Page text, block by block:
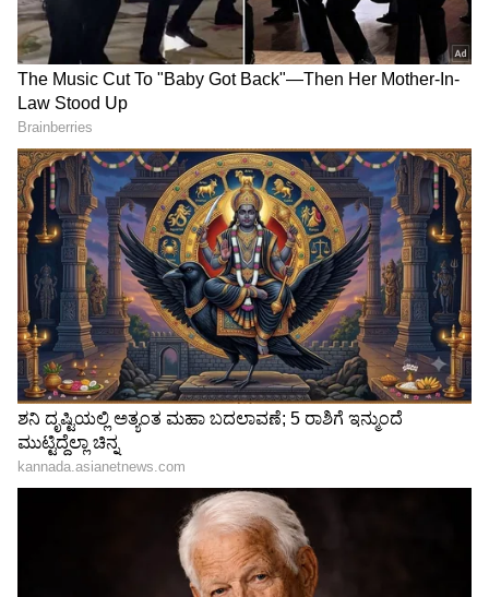
Related Articles
ತಮಿಳುನಾಡು ಟಿವಿಕೆ ಸರ್ಕಾರಕ್ಕೆ ಕಂಟಕ, ವಿಜಯ್
ಆಡಳಿತ 6 ತಿಂಗಳಲ್ಲಿ ಕೊನೆ: ಭವಿಷ್ಯ ನುಡಿದ
ರಾಧಾಕೃಷ್ಣನ್!
ಸ್ನೇಹಿತ-ಸಿಎಂ ವಿಜಯ್‌ಗೇ ಶಾಕ್! 'ದಳಪತಿ' ಬದ್ಧ
ವೈರಿಯ ಮಗನ ಜೊತೆ ಕೈಜೋಡಿಸಿದ ತ್ರಿಶಾ ಕೃಷ್ಣನ್
3
4
Image Credit :Asianet News
ಬೆಂಬಲ ನೀಡಿರುವ ಬಗ್ಗೆ ಮರುಚಿಂತನೆ
ತಿರುತ್ತರೈಪುಂಡಿಯಲ್ಲಿ ಸಿಪಿಎಂ ರಾಜ್ಯ ಕಾರ್ಯದರ್ಶಿ ಪಿ.